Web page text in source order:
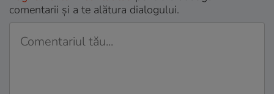
comentarii și a te alătura dialogului.